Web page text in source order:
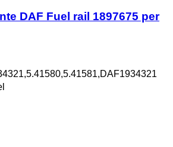
DAF Fuel rail 1897675 per